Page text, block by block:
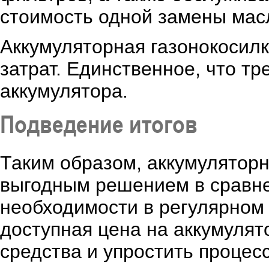
стоимость одной замены
Аккумуляторная
затрат. Единственное, что
аккумулятора.
Подведение итогов
Таким образом,
выгодным решением в
необходимости в
доступная цена на
средства и упростить